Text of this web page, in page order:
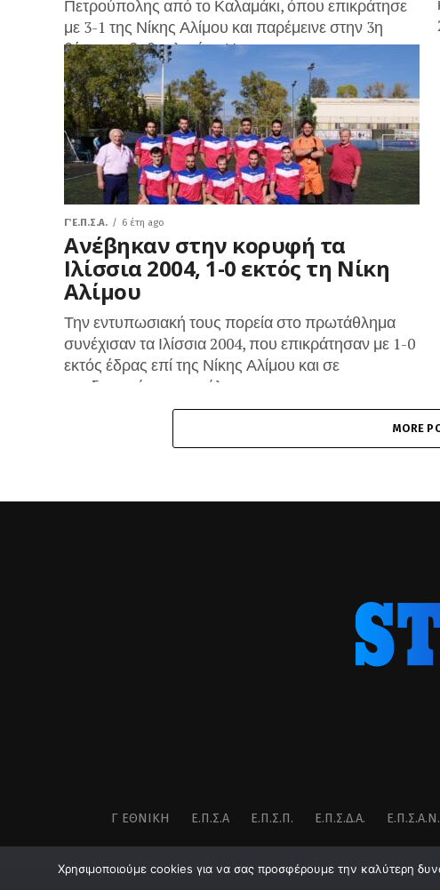
Πετρούπολης από το Καλαμάκι, όπου επικράτησε
με 3-1 της Νίκης Αλίμου και παρέμεινε στην 3η
θέση της βαθμολογίας. Η...
Γ΄ Ε.Π.Σ.Α. 6 έτη ago
Ανέβηκαν στην κορυφή τα
Ιλίσσια 2004, 1-0 εκτός τη Νίκη
Αλίμου
Την εντυπωσιακή τους πορεία στο πρωτάθλημα
συνέχισαν τα Ιλίσσια 2004, που επικράτησαν με 1-0
εκτός έδρας επί της Νίκης Αλίμου και σε
συνδυασμό με τα υπόλοιπα...
MORE
Γ ΕΘΝΙΚΉ Ε.Π.Σ.Α Ε.Π.Σ.Π. Ε.Π.Σ.Δ.Α.
Χρησιμοποιούμε cookies για να σας προσφέρουμε την καλύτερη